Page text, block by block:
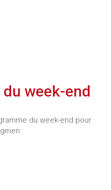
week-end
du week-end pour
: